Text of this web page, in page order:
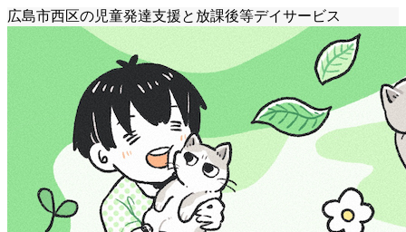
広島市西区の児童発達支援と放課後等デイサービス